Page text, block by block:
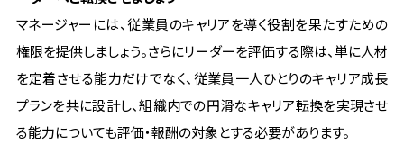
マネージャーには、従業員のキャリアを導く役割を果たすための
権限を提供しましょう。さらにリーダーを評価する際は、単に人材
を定着させる能力だけでなく、従業員一人ひとりのキャリア成長
プランを共に設計し、組織内での円滑なキャリア転換を実現させ
る能力についても評価・報酬の対象とする必要があります。